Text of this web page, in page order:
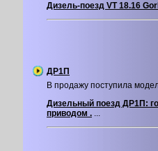
Дизель-поезд VT 18.16
ДР1П
В продажу поступила
Дизельный поезд ДР1П:
приводом . ...